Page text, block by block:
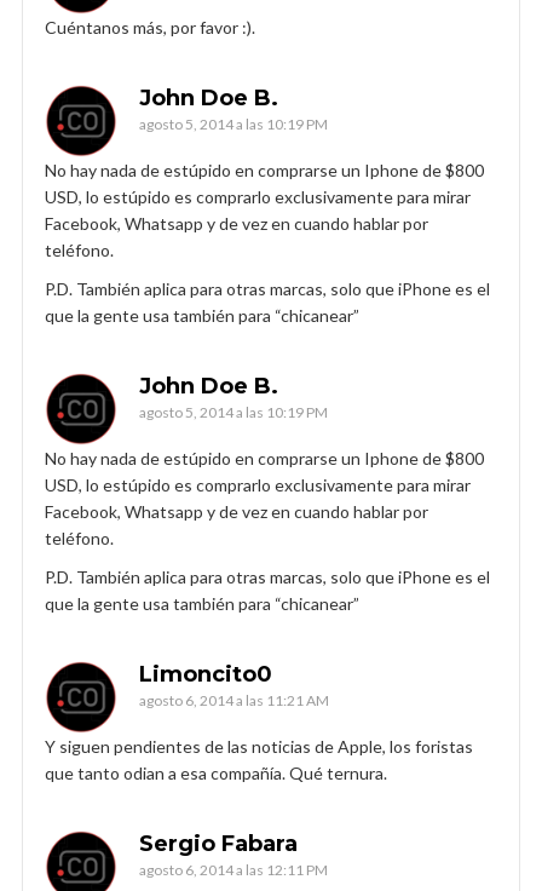
Cuéntanos más, por favor :).
John Doe B.
agosto 5, 2014 a las 10:19 PM
No hay nada de estúpido en comprarse un Iphone de $800
USD, lo estúpido es comprarlo exclusivamente para mirar
Facebook, Whatsapp y de vez en cuando hablar por
teléfono.
P.D. También aplica para otras marcas, solo que iPhone es el
que la gente usa también para “chicanear”
John Doe B.
agosto 5, 2014 a las 10:19 PM
No hay nada de estúpido en comprarse un Iphone de $800
USD, lo estúpido es comprarlo exclusivamente para mirar
Facebook, Whatsapp y de vez en cuando hablar por
teléfono.
P.D. También aplica para otras marcas, solo que iPhone es el
que la gente usa también para “chicanear”
Limoncito0
agosto 6, 2014 a las 11:21 AM
Y siguen pendientes de las noticias de Apple, los foristas
que tanto odian a esa compañía. Qué ternura.
Sergio Fabara
agosto 6, 2014 a las 12:11 PM